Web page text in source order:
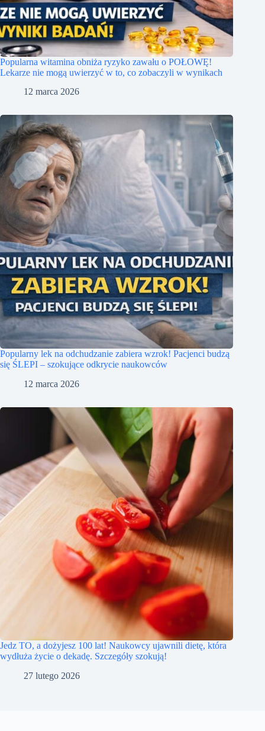
Popularna witamina obniża ryzyko zawału o POŁOWĘ!
Lekarze nie mogą uwierzyć w to, co zobaczyli w wynikach
12 marca 2026
Popularny lek na odchudzanie zabiera wzrok! Pacjenci budzą
się ŚLEPI – szokujące odkrycie naukowców
12 marca 2026
Jedz TO, a dożyjesz 100 lat! Naukowcy ujawnili dietę, która
wydłuża życie o dekadę. Szczegóły szokują!
27 lutego 2026